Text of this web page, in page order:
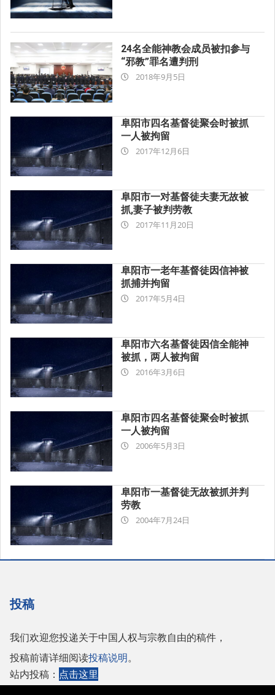
24名全能神教会成员被扣参与
“邪教”罪名遭判刑
2018-2018年9月5日
阜阳市四名基督徒聚会时被抓
一人被拘留
2017-2017年12月6日
阜阳市一对基督徒夫妻无故被
抓,妻子被判劳教
2017-2017年11月20日
阜阳市一老年基督徒因信神被
抓捕并拘留
2017-2017年5月4日
阜阳市六名基督徒因信全能神
被抓，两人被拘留
2016-2016年3月6日
阜阳市四名基督徒聚会时被抓
一人被拘留
2006-2006年5月3日
阜阳市一基督徒无故被抓并判
劳教
2004-2004年7月24日
投稿
我们欢迎您投递关于中国人权与宗教自由的稿件，
投稿前请详细阅读投稿说明。
站内投稿： 点击这里